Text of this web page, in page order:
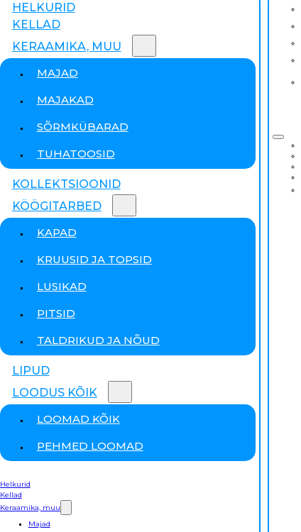
HELKURID
KELLAD
KERAAMIKA, MUU
MAJAD
MAJAKAD
SÕRMKÜBARAD
TUHATOOSID
KOLLEKTSIOONID
KÖÖGITARBED
KAPAD
KRUUSID JA TOPSID
LUSIKAD
PITSID
TALDRIKUD JA NÕUD
LIPUD
LOODUS KÕIK
LOOMAD KÕIK
PEHMED LOOMAD
Helkurid
Kellad
Keraamika, muu
Majad